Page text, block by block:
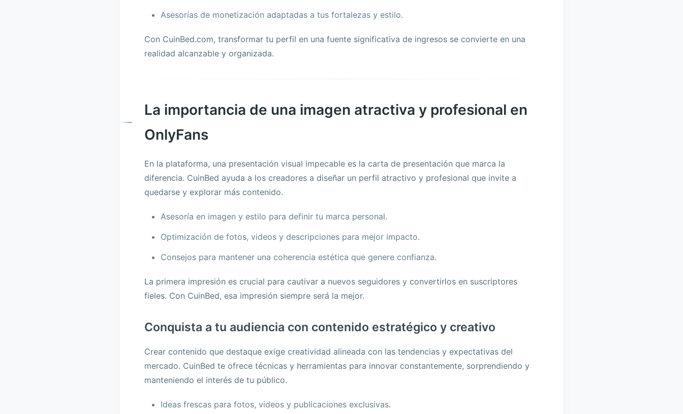
Asesorías de monetización adaptadas a tus fortalezas y estilo.
Con CuinBed.com, transformar tu perfil en una fuente significativa de ingresos se convierte en una
realidad alcanzable y organizada.
La importancia de una imagen atractiva y profesional en
OnlyFans
En la plataforma, una presentación visual impecable es la carta de presentación que marca la
diferencia. CuinBed ayuda a los creadores a diseñar un perfil atractivo y profesional que invite a
quedarse y explorar más contenido.
Asesoría en imagen y estilo para definir tu marca personal.
Optimización de fotos, videos y descripciones para mejor impacto.
Consejos para mantener una coherencia estética que genere confianza.
La primera impresión es crucial para cautivar a nuevos seguidores y convertirlos en suscriptores
fieles. Con CuinBed, esa impresión siempre será la mejor.
Conquista a tu audiencia con contenido estratégico y creativo
Crear contenido que destaque exige creatividad alineada con las tendencias y expectativas del
mercado. CuinBed te ofrece técnicas y herramientas para innovar constantemente, sorprendiendo y
manteniendo el interés de tu público.
Ideas frescas para fotos, videos y publicaciones exclusivas.